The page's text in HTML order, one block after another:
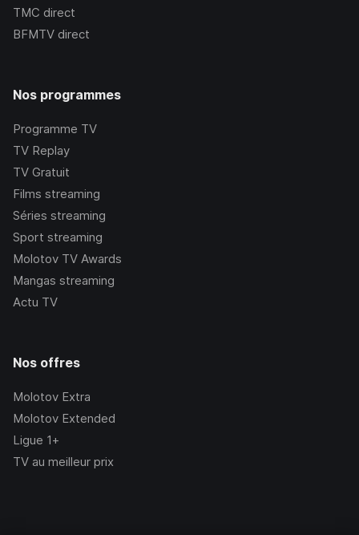
TMC direct
BFMTV direct
Nos programmes
Programme TV
TV Replay
TV Gratuit
Films streaming
Séries streaming
Sport streaming
Molotov TV Awards
Mangas streaming
Actu TV
Nos offres
Molotov Extra
Molotov Extended
Ligue 1+
TV au meilleur prix